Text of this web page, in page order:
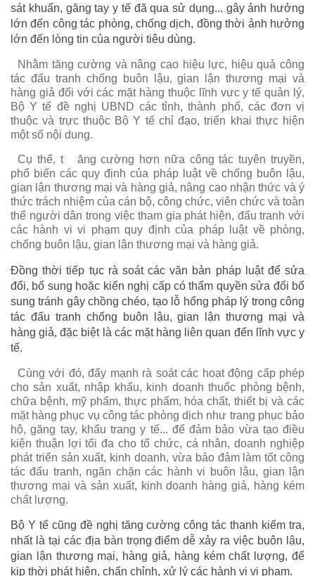
sát khuẩn, găng tay y tế đã qua sử dụng... gây ảnh hưởng
lớn đến công tác phòng, chống dịch, đồng thời ảnh hưởng
lớn đến lòng tin của người tiêu dùng.
Nhằm tăng cường và nâng cao hiệu lực, hiệu quả công
tác đấu tranh chống buôn lậu, gian lận thương mại và
hàng giả đối với các mặt hàng thuộc lĩnh vực y tế quản lý,
Bộ Y tế đề nghị UBND các tỉnh, thành phố, các đơn vị
thuộc và trực thuộc Bộ Y tế chỉ đạo, triển khai thực hiện
một số nội dung.
Cụ thể, t
ăng cường hơn nữa công tác tuyên truyền,
phổ biến các quy định của pháp luật về chống buôn lậu,
gian lận thương mại và hàng giả, nâng cao nhận thức và ý
thức trách nhiệm của cán bộ, công chức, viên chức và toàn
thể người dân trong việc tham gia phát hiện, đấu tranh với
các hành vi vi phạm quy định của pháp luật về phòng,
chống buôn lậu, gian lận thương mại và hàng giả.
Đồng thời tiếp tục rà soát các văn bản pháp luật để sửa
đổi, bổ sung hoặc kiến nghị cấp có thẩm quyền sửa đổi bổ
sung tránh gây chồng chéo, tạo lỗ hổng pháp lý trong công
tác đấu tranh chống buôn lậu, gian lận thương mại và
hàng giả, đặc biệt là các mặt hàng liên quan đến lĩnh vực y
tế.
Cùng với đó, đẩy mạnh rà soát các hoạt động cấp phép
cho sản xuất, nhập khẩu, kinh doanh thuốc phòng bệnh,
chữa bệnh, mỹ phẩm, thực phẩm, hóa chất, thiết bị và các
mặt hàng phục vụ công tác phòng dịch như trang phục bảo
hộ, găng tay, khẩu trang y tế... để đảm bảo vừa tạo điều
kiện thuận lợi tối đa cho tổ chức, cá nhân, doanh nghiệp
phát triển sản xuất, kinh doanh, vừa bảo đảm làm tốt công
tác đấu tranh, ngăn chặn các hành vi buôn lậu, gian lận
thương mại và sản xuất, kinh doanh hàng giả, hàng kém
chất lượng.
Bộ Y tế cũng đề nghị tăng cường công tác thanh kiểm tra,
nhất là tại các địa bàn trọng điểm dễ xảy ra việc buôn lậu,
gian lận thương mại, hàng giả, hàng kém chất lượng, để
kịp thời phát hiện, chấn chỉnh, xử lý các hành vi vi phạm.